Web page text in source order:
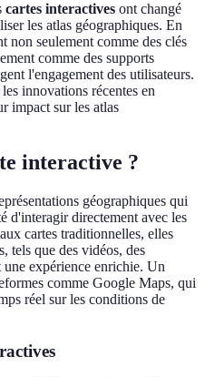
cartes interactives ont changé
les atlas géographiques. En
non seulement comme des clés
comme des supports
l'engagement des utilisateurs.
innovations récentes en
impact sur les atlas
interactive ?
géographiques qui
d'interagir directement avec les
cartes traditionnelles, elles
tels que des vidéos, des
une expérience enrichie. Un
comme Google Maps, qui
réel sur les conditions de